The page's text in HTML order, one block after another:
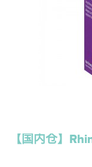
【国内仓】